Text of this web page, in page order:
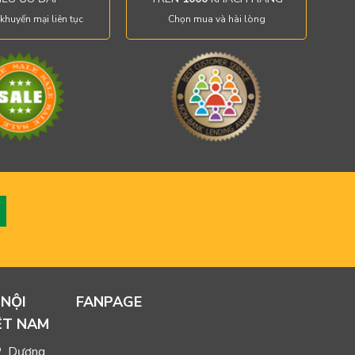
mại liên tục Chọn mua và hài lòng
NAM
FANPAGE